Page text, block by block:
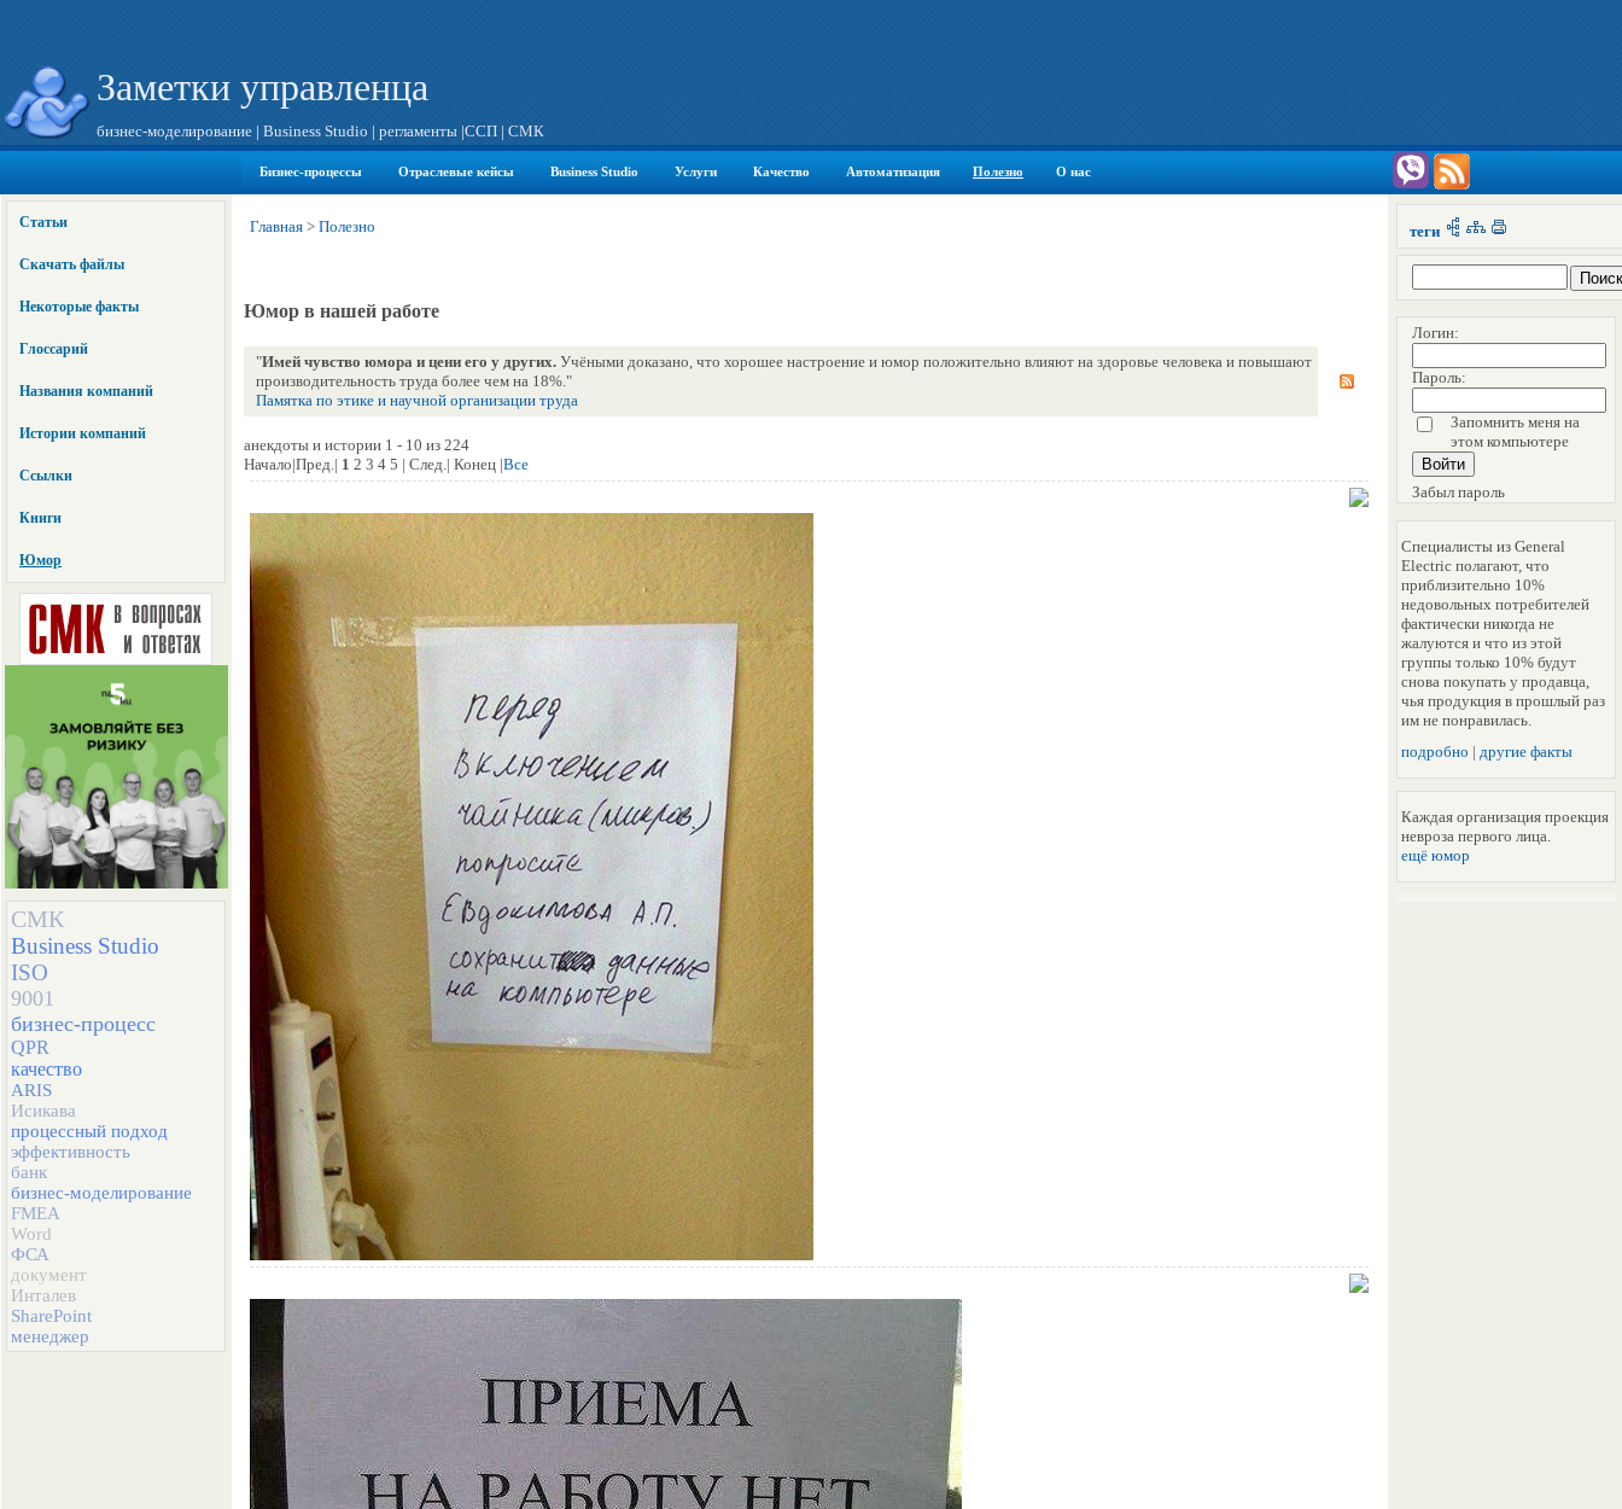
Заметки управленца
бизнес-моделирование | Business Studio | регламенты |ССП | СМК
Бизнес-процессы Отраслевые кейсы Business Studio Услуги Качество Автоматизация Полезно О нас
Статьи
Скачать файлы
Некоторые факты
Глоссарий
Названия компаний
Истории компаний
Ссылки
Книги
Юмор
СМК
Business Studio
ISO
9001
бизнес-процесс
QPR
качество
ARIS
Исикава
процессный подход
эффективность
банк
бизнес-моделирование
FMEA
Word
ФСА
документ
Инталев
SharePoint
менеджер
Главная > Полезно
Юмор в нашей работе
"Имей чувство юмора и цени его у других. Учёными доказано, что хорошее настроение и юмор положительно влияют на здоровье человека и повышают
производительность труда более чем на 18%."
Памятка по этике и научной организации труда
анекдоты и истории 1 - 10 из 224
Начало|Пред.| 1 2 3 4 5 | След.| Конец |Все
теги
Логин:
Пароль:
Запомнить меня на
этом компьютере
Забыл пароль
Специалисты из General
Electric полагают, что
приблизительно 10%
недовольных потребителей
фактически никогда не
жалуются и что из этой
группы только 10% будут
снова покупать у продавца,
чья продукция в прошлый раз
им не понравилась.
подробно | другие факты
Каждая организация проекция
невроза первого лица.
ещё юмор